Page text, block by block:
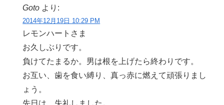
Goto より:
2014年12月19日 10:29 PM
レモンハートさま
お久しぶりです。
負けてたまるか。男は根を上げたら終わりです。
お互い、歯を食い縛り、真っ赤に燃えて頑張りまし
ょう。